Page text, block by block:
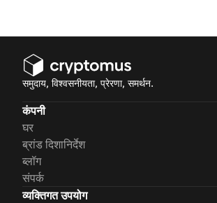
समुदाय, विश्वसनीयता, प्रेरणा, समर्थन.
कंपनी
घर
ब्रांड दिशानिर्देश
ब्लॉग
संपर्क
व्यक्तिगत उपयोग